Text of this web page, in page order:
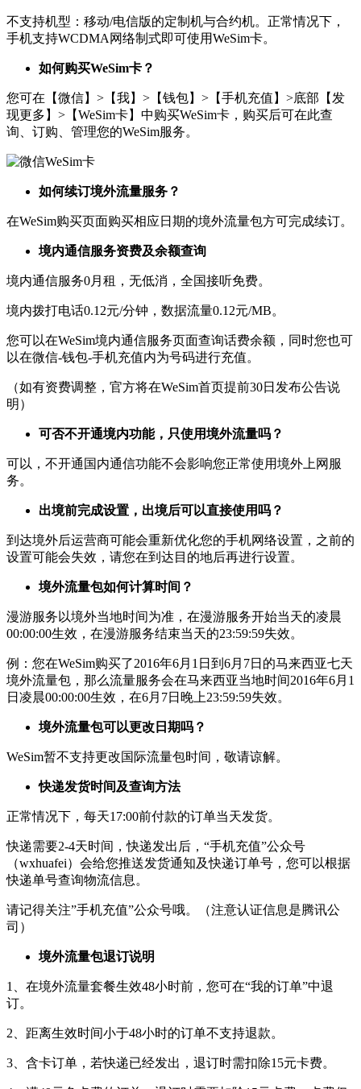
不支持机型：移动/电信版的定制机与合约机。正常情况下，
手机支持WCDMA网络制式即可使用WeSim卡。
如何购买WeSim卡？
您可在【微信】>【我】>【钱包】>【手机充值】>底部【发
现更多】>【WeSim卡】中购买WeSim卡，购买后可在此查
询、订购、管理您的WeSim服务。
如何续订境外流量服务？
在WeSim购买页面购买相应日期的境外流量包方可完成续订。
境内通信服务资费及余额查询
境内通信服务0月租，无低消，全国接听免费。
境内拨打电话0.12元/分钟，数据流量0.12元/MB。
您可以在WeSim境内通信服务页面查询话费余额，同时您也可
以在微信-钱包-手机充值内为号码进行充值。
（如有资费调整，官方将在WeSim首页提前30日发布公告说
明）
可否不开通境内功能，只使用境外流量吗？
可以，不开通国内通信功能不会影响您正常使用境外上网服
务。
出境前完成设置，出境后可以直接使用吗？
到达境外后运营商可能会重新优化您的手机网络设置，之前的
设置可能会失效，请您在到达目的地后再进行设置。
境外流量包如何计算时间？
漫游服务以境外当地时间为准，在漫游服务开始当天的凌晨
00:00:00生效，在漫游服务结束当天的23:59:59失效。
例：您在WeSim购买了2016年6月1日到6月7日的马来西亚七天
境外流量包，那么流量服务会在马来西亚当地时间2016年6月1
日凌晨00:00:00生效，在6月7日晚上23:59:59失效。
境外流量包可以更改日期吗？
WeSim暂不支持更改国际流量包时间，敬请谅解。
快递发货时间及查询方法
正常情况下，每天17:00前付款的订单当天发货。
快递需要2-4天时间，快递发出后，“手机充值”公众号
（wxhuafei）会给您推送发货通知及快递订单号，您可以根据
快递单号查询物流信息。
请记得关注”手机充值”公众号哦。（注意认证信息是腾讯公
司）
境外流量包退订说明
1、在境外流量套餐生效48小时前，您可在“我的订单”中退
订。
2、距离生效时间小于48小时的订单不支持退款。
3、含卡订单，若快递已经发出，退订时需扣除15元卡费。